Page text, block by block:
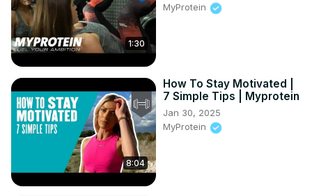
1:30
MyProtein
8:04
How To Stay Motivated |
7 Simple Tips | Myprotein
Jan 30, 2025
MyProtein